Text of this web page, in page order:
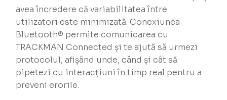
avea încredere că variabilitatea între
utilizatori este minimizată. Conexiunea
Bluetooth® permite comunicarea cu
TRACKMAN Connected și te ajută să urmezi
protocolul, afișând unde, când și cât să
pipetezi cu interacțiuni în timp real pentru a
preveni erorile.